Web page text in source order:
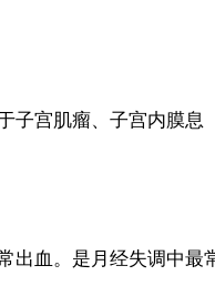
子宫肌瘤、子宫内膜息
出血。是月经失调中最